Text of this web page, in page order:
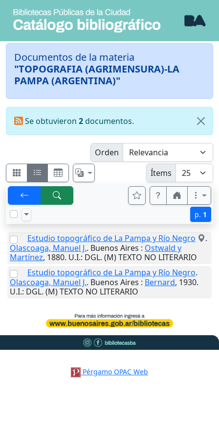
Documentos de la materia
"TOPOGRAFIA (AGRIMENSURA)-LA
PAMPA (ARGENTINA)"
Se obtuvieron 2documentos.
Orden
Ítems
p. 1
Estudio topográfico de La Pampa y Río Negro
.
Olascoaga, Manuel J.. Buenos Aires : Ostwald y
Martínez, 1880. U.I.: DGL. (M) TEXTO NO LITERARIO
Estudio topográfico de La Pampa y Río Negro.
Olascoaga, Manuel J.. Buenos Aires : Bernard, 1930.
U.I.: DGL. (M) TEXTO NO LITERARIO
Pérgamo OPAC Web